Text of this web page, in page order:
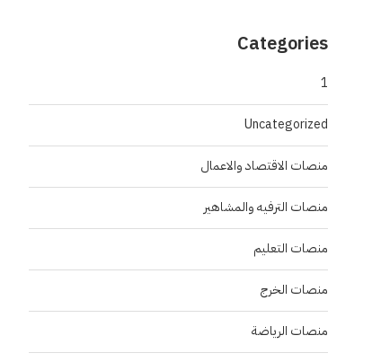
Categories
1
Uncategorized
منصات الاقتصاد والاعمال
منصات الترفيه والمشاهير
منصات التعليم
منصات الخرج
منصات الرياضة